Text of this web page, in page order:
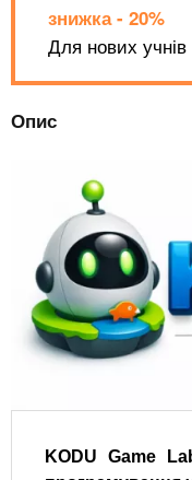
n
f
знижка - 20%
Для нових учнів
Опис
KODU Game